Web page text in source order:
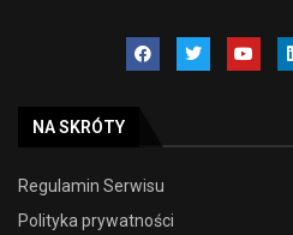
NA SKRÓTY
Regulamin Serwisu
Polityka prywatności